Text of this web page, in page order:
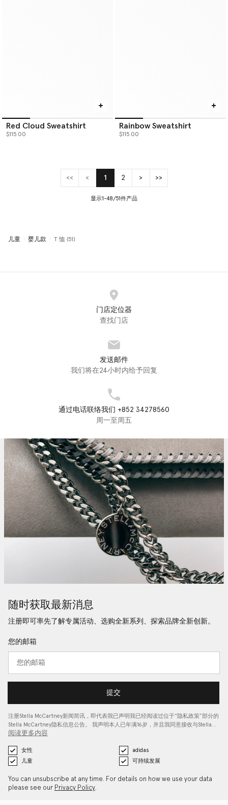
Red Cloud Sweatshirt
$115.00
Rainbow Sweatshirt
$115.00
<< < 1(current)
2 > >>
显示1-48/51件产品
儿童 婴儿款 T 恤 (51)
门店定位器
查找门店
发送邮件
我们将在24小时内给予回复
通过电话联络我们 +852 34278560
周一至周五
随时获取最新消息
注册即可率先了解专属活动、选购全新系列、探索品牌全新创新。
您的邮箱
提交
注册Stella McCartney新闻简讯，即代表我已声明我已经阅读过位于“隐私政策”部分的
Stella McCartney隐私信息公告。 我声明本人已年满16岁，并且我同意接收与Stella…
阅读更多内容
女性
adidas
儿童
可持续发展
You can unsubscribe at any time. For details on how we use your data
please see our Privacy Policy.